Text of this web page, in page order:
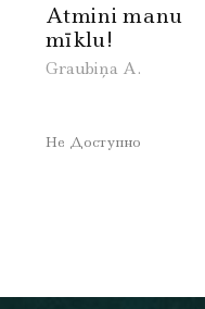
Atmini manu
mīklu!
Graubiņa A.
Не Доступно